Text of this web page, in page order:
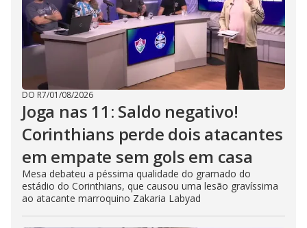
DO R7/01/08/2026
Joga nas 11: Saldo negativo!
Corinthians perde dois atacantes
em empate sem gols em casa
Mesa debateu a péssima qualidade do gramado do
estádio do Corinthians, que causou uma lesão gravíssima
ao atacante marroquino Zakaria Labyad